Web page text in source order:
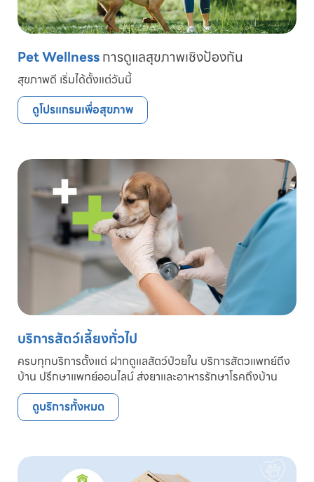
Pet Wellnessการดูแลสุขภาพเชิงป้องกัน
สุขภาพดี เริ่มได้ตั้งแต่วันนี้
ดูโปรแกรมเพื่อสุขภาพ
บริการสัตว์เลี้ยงทั่วไป
ครบทุกบริการตั้งแต่ ฝากดูแลสัตว์ป่วยใน บริการสัตวแพทย์ถึง
บ้าน ปรึกษาแพทย์ออนไลน์ ส่งยาและอาหารรักษาโรคถึงบ้าน
ดูบริการทั้งหมด